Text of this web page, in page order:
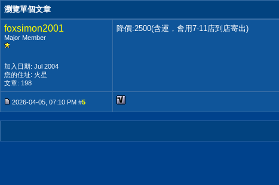
瀏覽單個文章
foxsimon2001
Major Member
加入日期: Jul 2004
您的住址: 火星
文章: 198
降價:2500(含運，會用7-11店到店寄出)
2026-04-05, 07:10 PM #5